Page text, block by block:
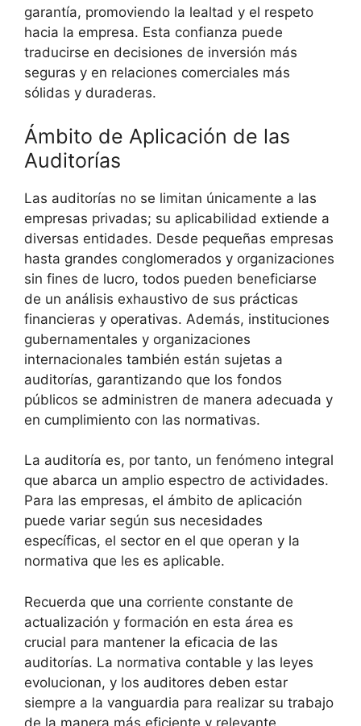
garantía, promoviendo la lealtad y el respeto
hacia la empresa. Esta confianza puede
traducirse en decisiones de inversión más
seguras y en relaciones comerciales más
sólidas y duraderas.
Ámbito de Aplicación de las
Auditorías
Las auditorías no se limitan únicamente a las
empresas privadas; su aplicabilidad extiende a
diversas entidades. Desde pequeñas empresas
hasta grandes conglomerados y organizaciones
sin fines de lucro, todos pueden beneficiarse
de un análisis exhaustivo de sus prácticas
financieras y operativas. Además, instituciones
gubernamentales y organizaciones
internacionales también están sujetas a
auditorías, garantizando que los fondos
públicos se administren de manera adecuada y
en cumplimiento con las normativas.
La auditoría es, por tanto, un fenómeno integral
que abarca un amplio espectro de actividades.
Para las empresas, el ámbito de aplicación
puede variar según sus necesidades
específicas, el sector en el que operan y la
normativa que les es aplicable.
Recuerda que una corriente constante de
actualización y formación en esta área es
crucial para mantener la eficacia de las
auditorías. La normativa contable y las leyes
evolucionan, y los auditores deben estar
siempre a la vanguardia para realizar su trabajo
de la manera más eficiente y relevante.